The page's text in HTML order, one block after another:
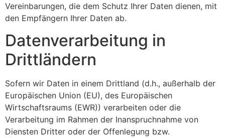
Vereinbarungen, die dem Schutz Ihrer Daten dienen, mit
den Empfängern Ihrer Daten ab.
Datenverarbeitung in
Drittländern
Sofern wir Daten in einem Drittland (d.h., außerhalb der
Europäischen Union (EU), des Europäischen
Wirtschaftsraums (EWR)) verarbeiten oder die
Verarbeitung im Rahmen der Inanspruchnahme von
Diensten Dritter oder der Offenlegung bzw.